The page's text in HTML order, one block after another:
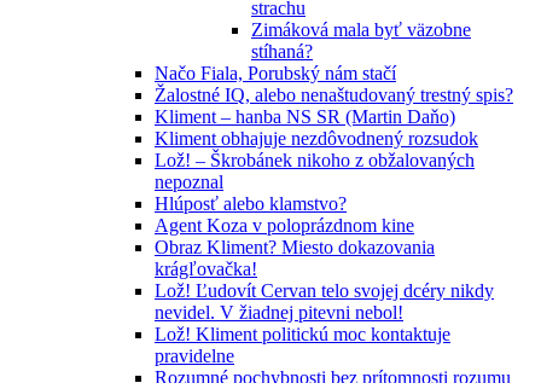
strachu
Zimáková mala byť väzobne
stíhaná?
Načo Fiala, Porubský nám stačí
Žalostné IQ, alebo nenaštudovaný trestný spis?
Kliment – hanba NS SR (Martin Daňo)
Kliment obhajuje nezdôvodnený rozsudok
Lož! – Škrobánek nikoho z obžalovaných
nepoznal
Hlúposť alebo klamstvo?
Agent Koza v poloprázdnom kine
Obraz Kliment? Miesto dokazovania
krágľovačka!
Lož! Ľudovít Cervan telo svojej dcéry nikdy
nevidel. V žiadnej pitevni nebol!
Lož! Kliment politickú moc kontaktuje
pravidelne
Rozumné pochybnosti bez prítomnosti rozumu